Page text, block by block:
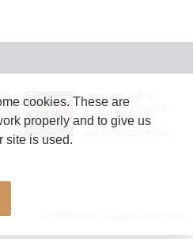
JASRAC許諾番号：
9024936001Y45037
JASRAC許諾番号：
cookies. These are
properly and to give us
site is used.